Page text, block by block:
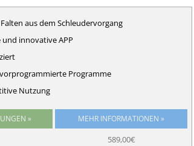
aus dem Schleudervorgang
und innovative APP
Programme
Nutzung
»
589,00€